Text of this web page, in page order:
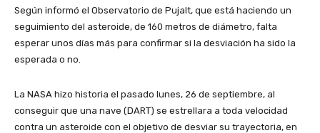
Según informó el Observatorio de Pujalt, que está haciendo un
seguimiento del asteroide, de 160 metros de diámetro, falta
esperar unos días más para confirmar si la desviación ha sido la
esperada o no.
La NASA hizo historia el pasado lunes, 26 de septiembre, al
conseguir que una nave (DART) se estrellara a toda velocidad
contra un asteroide con el objetivo de desviar su trayectoria, en